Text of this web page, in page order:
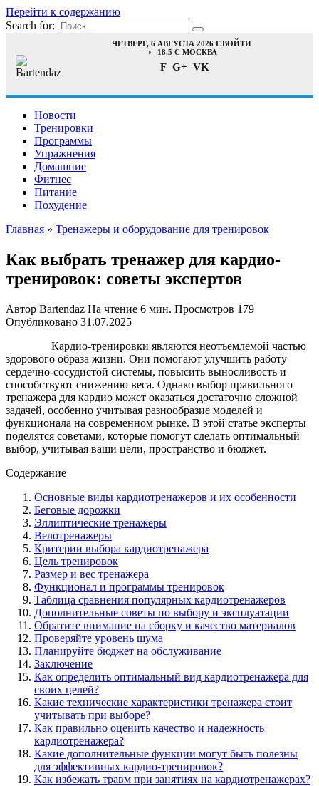
Перейти к содержанию
Search for:
ЧЕТВЕРГ, 6 АВГУСТА 2026 Г.ВОЙТИ
18.5 C МОСКВА
F G+ VK
Новости
Тренировки
Программы
Упражнения
Домашние
Фитнес
Питание
Похудение
Главная » Тренажеры и оборудование для тренировок
Как выбрать тренажер для кардио-
тренировок: советы экспертов
Автор Bartendaz На чтение 6 мин. Просмотров 179
Опубликовано 31.07.2025
Кардио-тренировки являются неотъемлемой частью
здорового образа жизни. Они помогают улучшить работу
сердечно-сосудистой системы, повысить выносливость и
способствуют снижению веса. Однако выбор правильного
тренажера для кардио может оказаться достаточно сложной
задачей, особенно учитывая разнообразие моделей и
функционала на современном рынке. В этой статье эксперты
поделятся советами, которые помогут сделать оптимальный
выбор, учитывая ваши цели, пространство и бюджет.
Содержание
Основные виды кардиотренажеров и их особенности
Беговые дорожки
Эллиптические тренажеры
Велотренажеры
Критерии выбора кардиотренажера
Цель тренировок
Размер и вес тренажера
Функционал и программы тренировок
Таблица сравнения популярных кардиотренажеров
Дополнительные советы по выбору и эксплуатации
Обратите внимание на сборку и качество материалов
Проверяйте уровень шума
Планируйте бюджет на обслуживание
Заключение
Как определить оптимальный вид кардиотренажера для
своих целей?
Какие технические характеристики тренажера стоит
учитывать при выборе?
Как правильно оценить качество и надежность
кардиотренажера?
Какие дополнительные функции могут быть полезны
для эффективных кардио-тренировок?
Как избежать травм при занятиях на кардиотренажерах?